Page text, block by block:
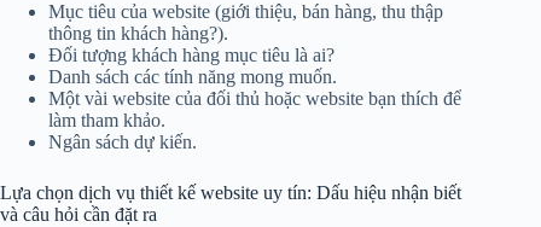
Mục tiêu của website (giới thiệu, bán hàng, thu thập
thông tin khách hàng?).
Đối tượng khách hàng mục tiêu là ai?
Danh sách các tính năng mong muốn.
Một vài website của đối thủ hoặc website bạn thích để
làm tham khảo.
Ngân sách dự kiến.
Lựa chọn dịch vụ thiết kế website uy tín: Dấu hiệu nhận biết
và câu hỏi cần đặt ra